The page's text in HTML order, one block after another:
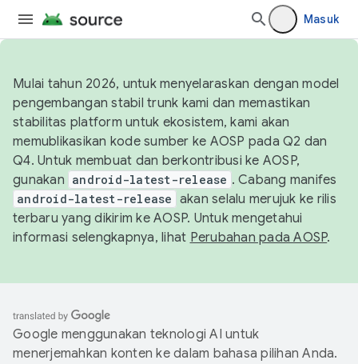
Masuk
Mulai tahun 2026, untuk menyelaraskan dengan model
pengembangan stabil trunk kami dan memastikan
stabilitas platform untuk ekosistem, kami akan
memublikasikan kode sumber ke AOSP pada Q2 dan
Q4. Untuk membuat dan berkontribusi ke AOSP,
gunakan android-latest-release . Cabang manifes
android-latest-release akan selalu merujuk ke rilis
terbaru yang dikirim ke AOSP. Untuk mengetahui
informasi selengkapnya, lihat Perubahan pada AOSP.
Google menggunakan teknologi AI untuk
menerjemahkan konten ke dalam bahasa pilihan Anda.